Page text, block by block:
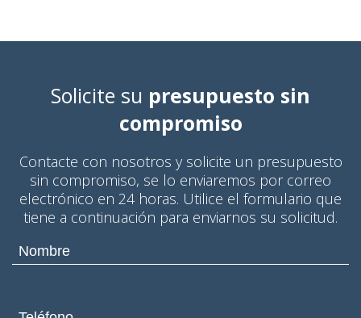
Solicite su presupuesto sin
compromiso
Contacte con nosotros y solicite un presupuesto
sin compromiso, se lo enviaremos por correo
electrónico en 24 horas. Utilice el formulario que
tiene a continuación para enviarnos su solicitud.